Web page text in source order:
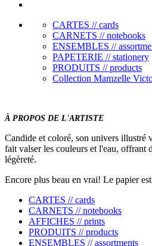
CARTES // cards
CARNETS // notebooks
ENSEMBLES //
PAPETERIE // stationery
PRODUITS // products
Collection Mamzelle
À PROPOS DE L'ARTISTE
Candide et coloré, son univers illustré
fait valser les couleurs et l'eau, offrant
légèreté.
Encore plus beau en vrai! Le papier
CARTES // cards
CARNETS // notebooks
AFFICHES // prints
PRODUITS // products
ENSEMBLES // assortments